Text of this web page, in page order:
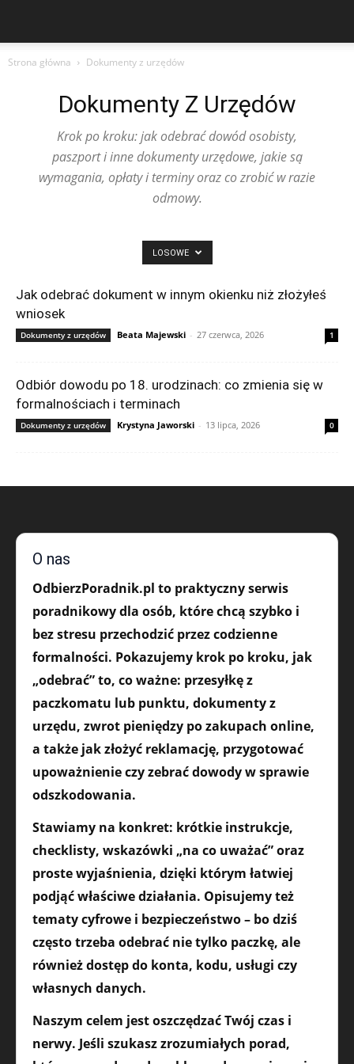
Strona główna Dokumenty z urzędów
Dokumenty Z Urzędów
Krok po kroku: jak odebrać dowód osobisty,
paszport i inne dokumenty urzędowe, jakie są
wymagania, opłaty i terminy oraz co zrobić w razie
odmowy.
LOSOWE
Jak odebrać dokument w innym okienku niż złożyłeś
wniosek
Dokumenty z urzędów Beata Majewski - 27 czerwca, 2026 1
Odbiór dowodu po 18. urodzinach: co zmienia się w
formalnościach i terminach
Dokumenty z urzędów Krystyna Jaworski - 13 lipca, 2026 0
O nas
OdbierzPoradnik.pl to praktyczny serwis
poradnikowy dla osób, które chcą szybko i
bez stresu przechodzić przez codzienne
formalności. Pokazujemy krok po kroku, jak
„odebrać” to, co ważne: przesyłkę z
paczkomatu lub punktu, dokumenty z
urzędu, zwrot pieniędzy po zakupach online,
a także jak złożyć reklamację, przygotować
upoważnienie czy zebrać dowody w sprawie
odszkodowania.
Stawiamy na konkret: krótkie instrukcje,
checklisty, wskazówki „na co uważać” oraz
proste wyjaśnienia, dzięki którym łatwiej
podjąć właściwe działania. Opisujemy też
tematy cyfrowe i bezpieczeństwo – bo dziś
często trzeba odebrać nie tylko paczkę, ale
również dostęp do konta, kodu, usługi czy
własnych danych.
Naszym celem jest oszczędzać Twój czas i
nerwy. Jeśli szukasz zrozumiałych porad,